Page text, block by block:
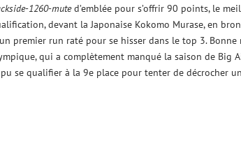
1260-muted’emblée pour s’offrir 90 points, le
devant la Japonaise Kokomo Murase, en
premier run raté pour se hisser dans le top 3. Bonne
qui a complètement manqué la saison de Big
pu se qualifier à la 9e place pour tenter de décrocher